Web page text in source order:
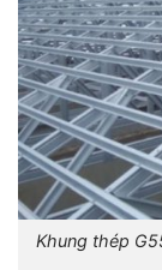
Khung thép